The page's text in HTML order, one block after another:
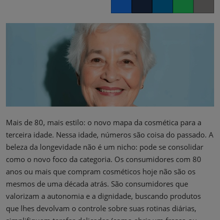
Mais de 80, mais estilo: o novo mapa da cosmética para a
terceira idade. Nessa idade, números são coisa do passado. A
beleza da longevidade não é um nicho: pode se consolidar
como o novo foco da categoria. Os consumidores com 80
anos ou mais que compram cosméticos hoje não são os
mesmos de uma década atrás. São consumidores que
valorizam a autonomia e a dignidade, buscando produtos
que lhes devolvam o controle sobre suas rotinas diárias,